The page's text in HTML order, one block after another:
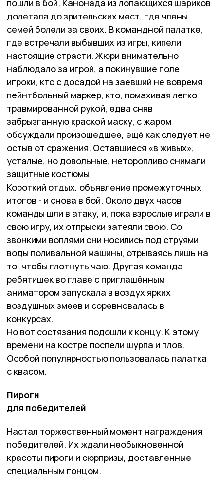
пошли в бой. Канонада из лопающихся шариков
долетала до зрительских мест, где члены
семей болели за своих. В командной палатке,
где встречали выбывших из игры, кипели
настоящие страсти. Жюри внимательно
наблюдало за игрой, а покинувшие поле
игроки, кто с досадой на заевший не вовремя
пейнтбольный маркер, кто, помахивая легко
травмированной рукой, едва сняв
забрызганную краской маску, с жаром
обсуждали произошедшее, ещё как следует не
остыв от сражения. Оставшиеся «в живых»,
усталые, но довольные, неторопливо снимали
защитные костюмы.
Короткий отдых, объявление промежуточных
итогов - и снова в бой. Около двух часов
команды шли в атаку, и, пока взрослые играли в
свою игру, их отпрыски затеяли свою. Со
звонкими воплями они носились под струями
воды поливальной машины, отрываясь лишь на
то, чтобы глотнуть чаю. Другая команда
ребятишек во главе с приглашённым
аниматором запускала в воздух ярких
воздушных змеев и соревновалась в
конкурсах.
Но вот состязания подошли к концу. К этому
времени на костре поспели шурпа и плов.
Особой популярностью пользовалась палатка
с квасом.
Пироги
для победителей
Настал торжественный момент награждения
победителей. Их ждали необыкновенной
красоты пироги и сюрпризы, доставленные
специальным гонцом.